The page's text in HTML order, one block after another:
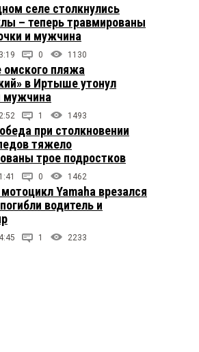
селе столкнулись
– теперь травмированы
и мужчина
0 1130
омского пляжа
в Иртыше утонул
мужчина
1 1493
при столкновении
тяжело
трое подростков
0 1462
Yamaha врезался
водитель и
1 2233